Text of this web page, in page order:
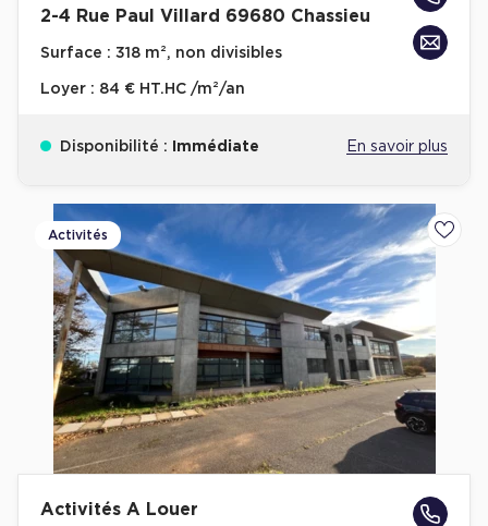
2-4 Rue Paul Villard 69680 Chassieu
Surface : 318 m², non divisibles
Loyer : 84 € HT.HC /m²/an
Disponibilité : Immédiate En savoir plus
Activités
Activités A Louer